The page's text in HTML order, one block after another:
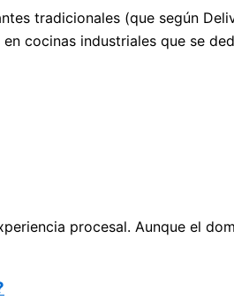
tradicionales (que según
cocinas industriales que se
procesal. Aunque el